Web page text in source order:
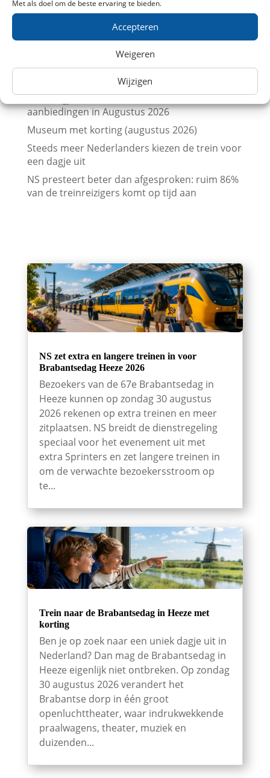
Met als doel om de beste ervaring te bieden.
Accepteren
Weigeren
Wijzigen
Vergelijk treinkaartjes naar Parijs met
Treinkaartjes bij NS International met korting
Beurs en trein met korting (augustus 2026)
Leuk dagje uit met kinderen? Trein
aanbiedingen in Augustus 2026
Museum met korting (augustus 2026)
Steeds meer Nederlanders kiezen de trein voor
een dagje uit
NS presteert beter dan afgesproken: ruim 86%
van de treinreizigers komt op tijd aan
NS zet extra en langere treinen in voor
Brabantsedag Heeze 2026
Bezoekers van de 67e Brabantsedag in
Heeze kunnen op zondag 30 augustus
2026 rekenen op extra treinen en meer
zitplaatsen. NS breidt de dienstregeling
speciaal voor het evenement uit met
extra Sprinters en zet langere treinen in
om de verwachte bezoekersstroom op
te...
Trein naar de Brabantsedag in Heeze met
korting
Ben je op zoek naar een uniek dagje uit in
Nederland? Dan mag de Brabantsedag in
Heeze eigenlijk niet ontbreken. Op zondag
30 augustus 2026 verandert het
Brabantse dorp in één groot
openluchttheater, waar indrukwekkende
praalwagens, theater, muziek en
duizenden...